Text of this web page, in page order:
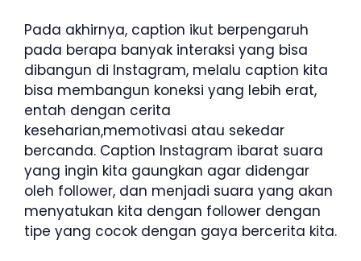
Pada akhirnya, caption ikut berpengaruh
pada berapa banyak interaksi yang bisa
dibangun di Instagram, melalu caption kita
bisa membangun koneksi yang lebih erat,
entah dengan cerita
keseharian,memotivasi atau sekedar
bercanda. Caption Instagram ibarat suara
yang ingin kita gaungkan agar didengar
oleh follower, dan menjadi suara yang akan
menyatukan kita dengan follower dengan
tipe yang cocok dengan gaya bercerita kita.